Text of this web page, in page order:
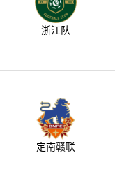
浙江队
定南赣联